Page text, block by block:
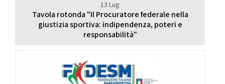
13 Lug
Tavola rotonda "Il Procuratore federale nella
giustizia sportiva: indipendenza, poteri e
responsabilità"